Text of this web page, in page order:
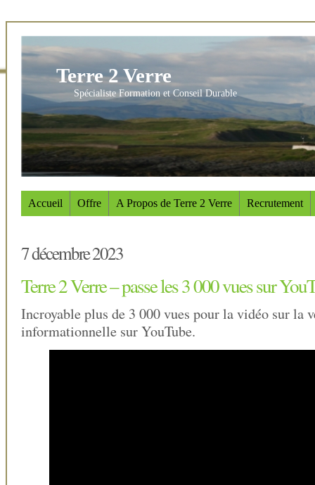
Terre 2 Verre
Spécialiste Formation et Conseil Durable
Accueil Offre A Propos de Terre 2 Verre Recrutement
7 décembre 2023
Terre 2 Verre – passe les 3 000 vues sur
Incroyable plus de 3 000 vues pour la vidéo sur la
informationnelle sur YouTube.